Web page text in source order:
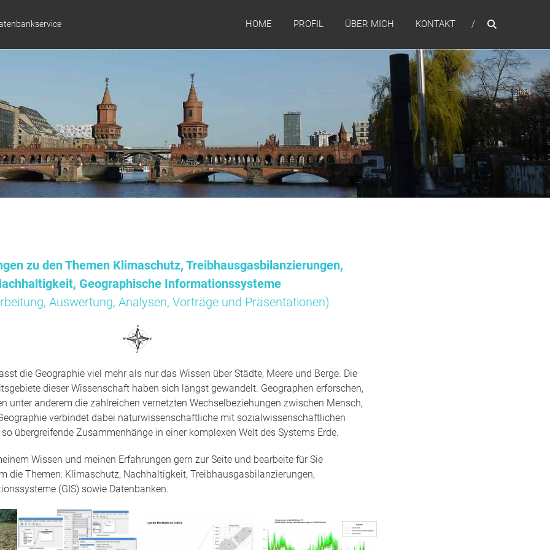
HOME PROFIL ÜBER MICH KONTAKT
zu den Themen Klimaschutz, Treibhausgasbilanzierungen,
Geographische Informationssysteme
Auswertung, Analysen, Vorträge und Präsentationen)
die Geographie viel mehr als nur das Wissen über Städte, Meere und Berge. Die
dieser Wissenschaft haben sich längst gewandelt. Geographen erforschen,
unter anderem die zahlreichen vernetzten Wechselbeziehungen zwischen Mensch,
verbindet dabei naturwissenschaftliche mit sozialwissenschaftlichen
übergreifende Zusammenhänge in einer komplexen Welt des Systems Erde.
Wissen und meinen Erfahrungen gern zur Seite und bearbeite für Sie
die Themen: Klimaschutz, Nachhaltigkeit, Treibhausgasbilanzierungen,
(GIS) sowie Datenbanken.